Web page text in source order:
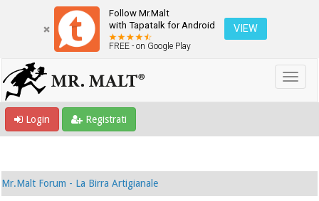
Follow Mr.Malt
with Tapatalk for Android
FREE - on Google Play
VIEW
Login Registrati
Mr.Malt Forum - La Birra Artigianale